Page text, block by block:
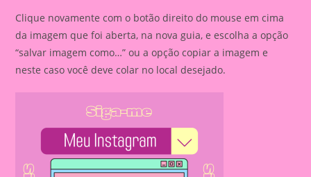
Clique novamente com o botão direito do mouse em cima
da imagem que foi aberta, na nova guia, e escolha a opção
“salvar imagem como…” ou a opção copiar a imagem e
neste caso você deve colar no local desejado.